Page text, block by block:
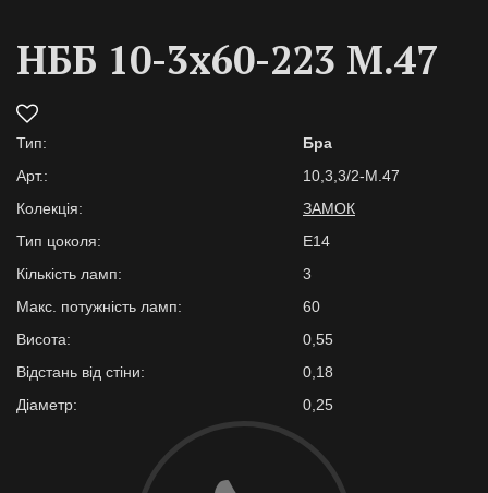
НББ 10-3х60-223 M.47
Тип:
Бра
Арт.:
10,3,3/2-M.47
Колекція:
ЗАМОК
Тип цоколя:
E14
Кількість ламп:
3
Макс. потужність ламп:
60
Висота:
0,55
Відстань від стіни:
0,18
Діаметр:
0,25